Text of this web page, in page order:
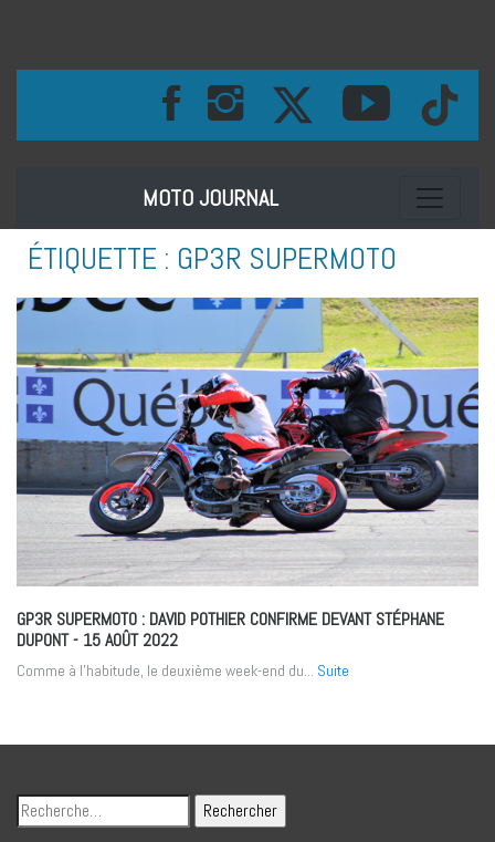
MOTO JOURNAL Toggle
ÉTIQUETTE : GP3R SUPERMOTO
GP3R SUPERMOTO : DAVID POTHIER CONFIRME DEVANT STÉPHANE
DUPONT- 15 AOÛT 2022
Comme à l’habitude, le deuxième week-end du... Suite